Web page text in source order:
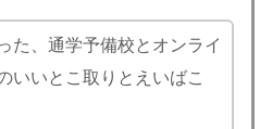
た、通学予備校とオンライ
いいとこ取りとえいばこ